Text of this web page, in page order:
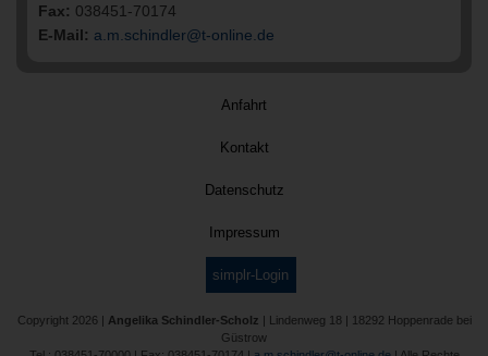
Fax: 038451-70174
E-Mail: a.m.schindler@t-online.de
Anfahrt
Kontakt
Datenschutz
Impressum
simplr-Login
Copyright 2026 | Angelika Schindler-Scholz | Lindenweg 18 | 18292 Hoppenrade bei
Güstrow